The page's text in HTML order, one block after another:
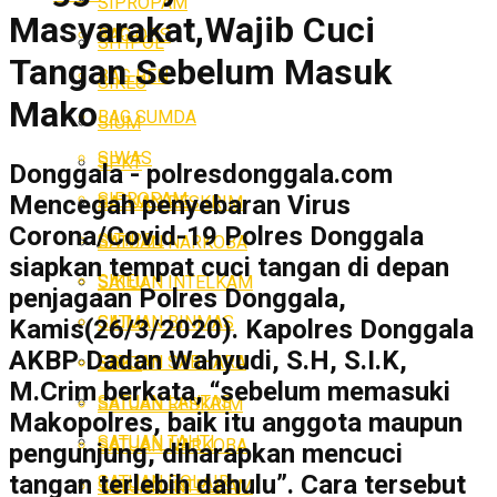
SITIPOL
SIKEU
SIUM
SPKT
SATUAN RESKRIM
SATUAN NARKOBA
SATUAN INTELKAM
SATUAN BINMAS
SATUAN SABHARA
SATUAN LANTAS
SATUAN TAHTI
SATUAN POLAIR
BAG OPS
BAG REN
BAG SUMDA
SIWAS
SIPROPAM
SITIPOL
SIKEU
SIUM
SPKT
SATUAN RESKRIM
SATUAN NARKOBA
SATUAN INTELKAM
Masyarakat,Wajib Cuci
Tangan Sebelum Masuk
Mako
Donggala - polresdonggala.com
Mencegah penyebaran Virus
Corona/Covid-19 Polres Donggala
siapkan tempat cuci tangan di depan
penjagaan Polres Donggala,
Kamis(26/3/2020). Kapolres Donggala
AKBP Dadan Wahyudi, S.H, S.I.K,
M.Crim berkata, “sebelum memasuki
Makopolres, baik itu anggota maupun
pengunjung, diharapkan mencuci
tangan terlebih dahulu”. Cara tersebut